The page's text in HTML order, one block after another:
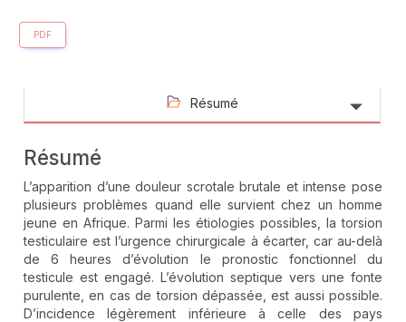
PDF
Résumé
Résumé
L’apparition d’une douleur scrotale brutale et intense pose
plusieurs problèmes quand elle survient chez un homme
jeune en Afrique. Parmi les étiologies possibles, la torsion
testiculaire est l’urgence chirurgicale à écarter, car au-delà
de 6 heures d’évolution le pronostic fonctionnel du
testicule est engagé. L’évolution septique vers une fonte
purulente, en cas de torsion dépassée, est aussi possible.
D’incidence légèrement inférieure à celle des pays